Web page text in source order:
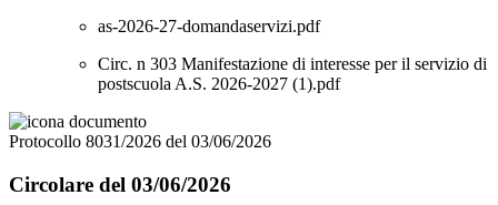
as-2026-27-domandaservizi.pdf
Circ. n 303 Manifestazione di interesse per il servizio di
postscuola A.S. 2026-2027 (1).pdf
Protocollo 8031/2026 del 03/06/2026
Circolare del 03/06/2026